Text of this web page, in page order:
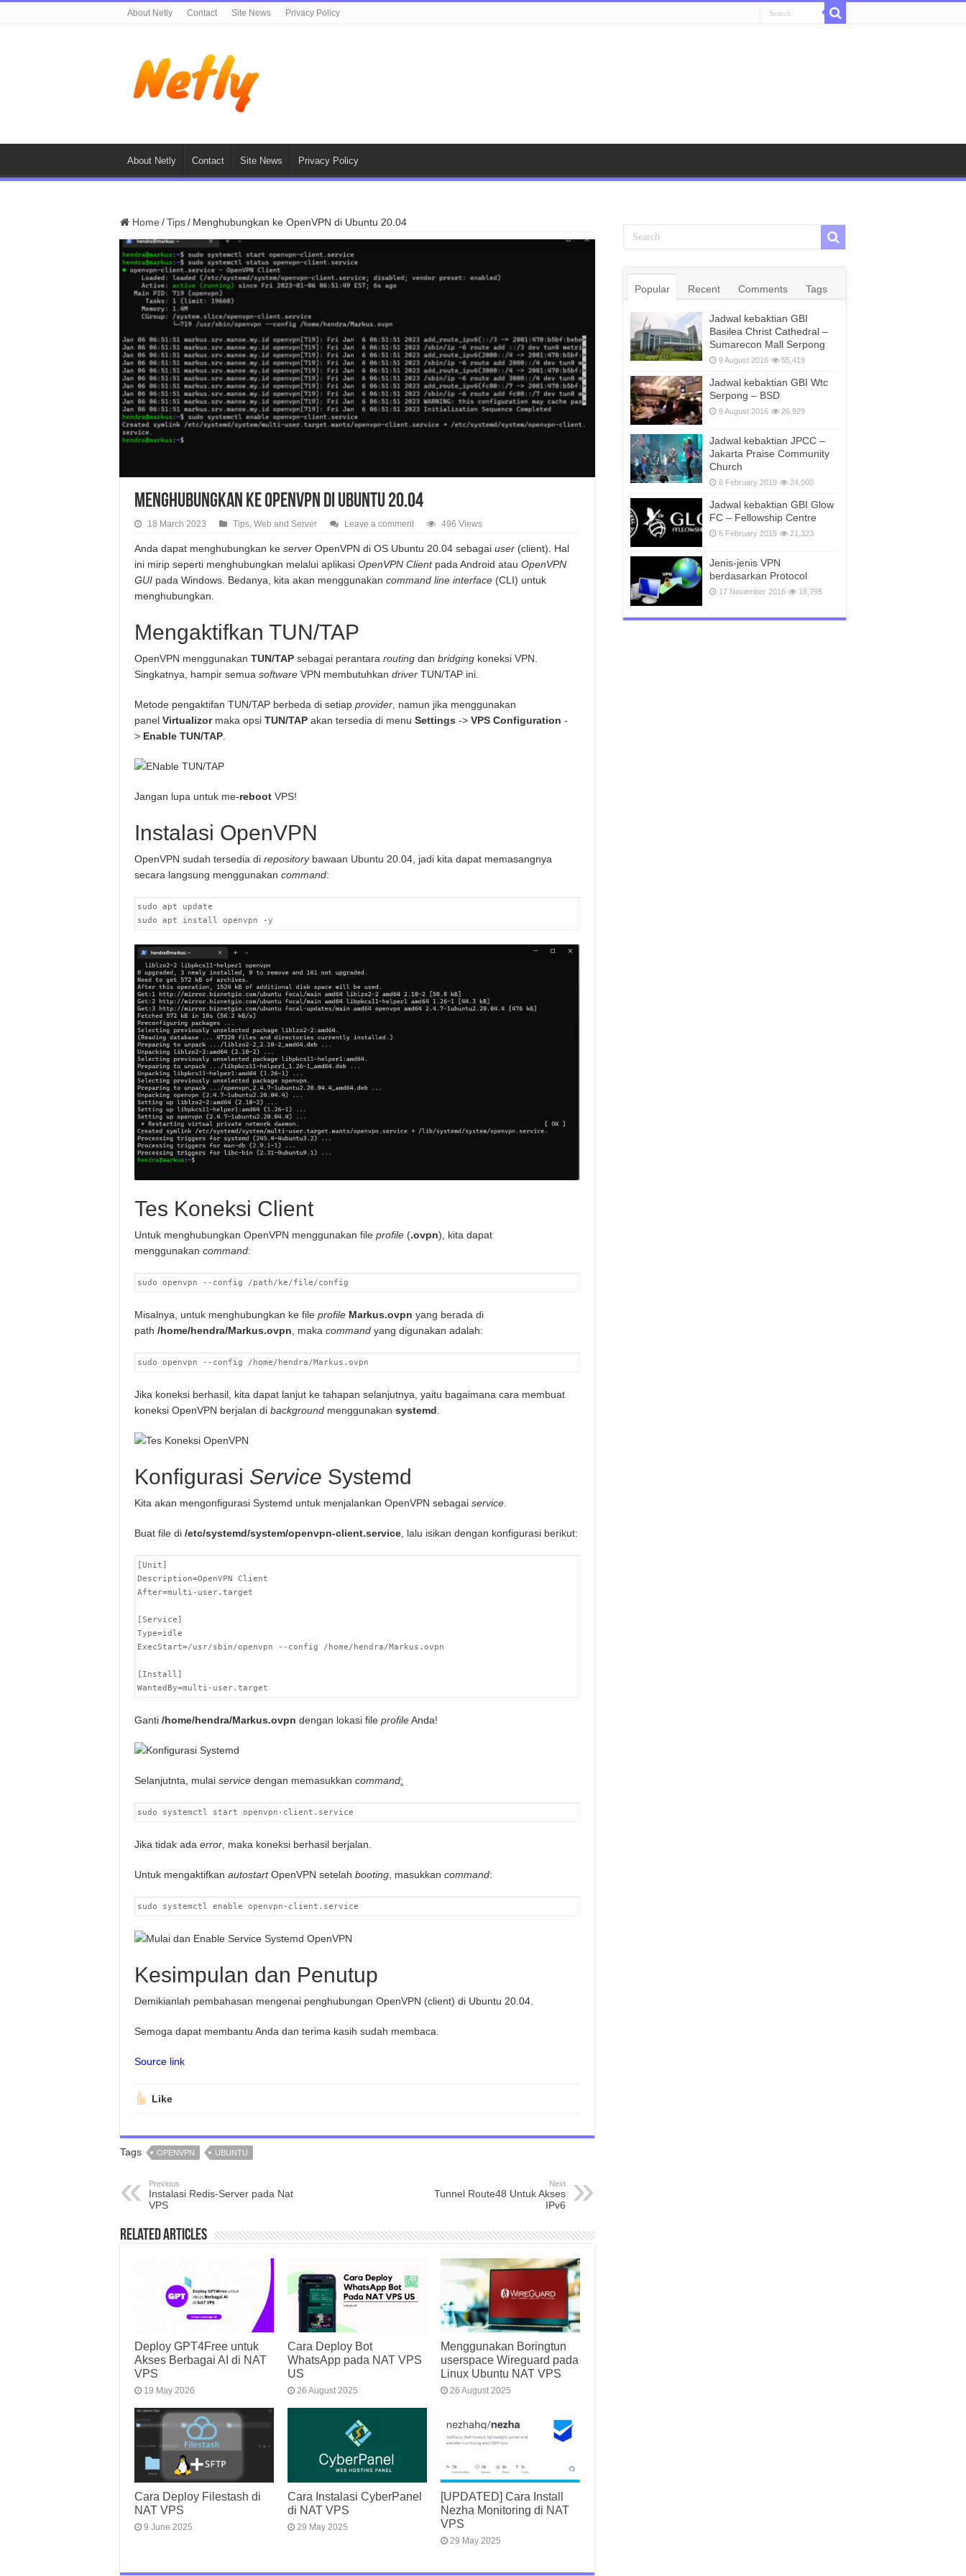
About Netly Contact Site News Privacy Policy
About Netly Contact Site News Privacy Policy
Home /Tips/ Menghubungkan ke OpenVPN di Ubuntu 20.04
Menghubungkan ke OpenVPN di Ubuntu 20.04
18 March 2023 Tips, Web and Server Leave a comment 496 Views
Anda dapat menghubungkan ke server OpenVPN di OS Ubuntu 20.04 sebagai user (client). Hal
ini mirip seperti menghubungkan melalui aplikasi OpenVPN Clientpada Android atau OpenVPN
GUI pada Windows. Bedanya, kita akan menggunakan command line interface (CLI) untuk
menghubungkan.
Mengaktifkan TUN/TAP
OpenVPN menggunakan TUN/TAP sebagai perantara routing dan bridging koneksi VPN.
Singkatnya, hampir semua software VPN membutuhkan driver TUN/TAP ini.
Metode pengaktifan TUN/TAP berbeda di setiap provider , namun jika menggunakan
panel Virtualizormaka opsi TUN/TAP akan tersedia di menu Settings -> VPS Configuration -
> Enable TUN/TAP
Jangan lupa untuk me-reboot VPS!
Instalasi OpenVPN
OpenVPN sudah tersedia di repositorybawaan Ubuntu 20.04, jadi kita dapat memasangnya
secara langsung menggunakan command:
sudo apt update
sudo apt install openvpn -y
Tes Koneksi Client
Untuk menghubungkan OpenVPN menggunakan file profile (.ovpn), kita dapat
menggunakan command:
sudo openvpn --config /path/ke/file/config
Misalnya, untuk menghubungkan ke file profile Markus.ovpn yang berada di
path /home/hendra/Markus.ovpn , maka command yang digunakan adalah:
sudo openvpn --config /home/hendra/Markus.ovpn
Jika koneksi berhasil, kita dapat lanjut ke tahapan selanjutnya, yaitu bagaimana cara membuat
koneksi OpenVPN berjalan di background menggunakan systemd
Konfigurasi Service Systemd
Kita akan mengonfigurasi Systemd untuk menjalankan OpenVPN sebagai service
Buat file di /etc/systemd/system/openvpn-client.service , lalu isikan dengan konfigurasi berikut:
[Unit]
Description=OpenVPN Client
After=multi-user.target
[Service]
Type=idle
ExecStart=/usr/sbin/openvpn --config /home/hendra/Markus.ovpn
[Install]
WantedBy=multi-user.target
Ganti /home/hendra/Markus.ovpn dengan lokasi file profileAnda!
Selanjutnta, mulai service dengan memasukkan command:
sudo systemctl start openvpn-client.service
Jika tidak ada error , maka koneksi berhasil berjalan.
Untuk mengaktifkan autostartOpenVPN setelah booting , masukkan command:
sudo systemctl enable openvpn-client.service
Kesimpulan dan Penutup
Demikianlah pembahasan mengenai penghubungan OpenVPN (client) di Ubuntu 20.04.
Semoga dapat membantu Anda dan terima kasih sudah membaca.
Source link
Like
Tags OPENVPN UBUNTU
Previous
Instalasi Redis-Server pada Nat
VPS
Next
Tunnel Route48 Untuk Akses
IPv6
Related Articles
Deploy GPT4Free untuk
Akses Berbagai AI di NAT
VPS
19 May 2026
Cara Deploy Bot
WhatsApp pada NAT VPS
US
26 August 2025
Menggunakan Boringtun
userspace Wireguard pada
Linux Ubuntu NAT VPS
26 August 2025
Cara Deploy Filestash di
NAT VPS
9 June 2025
Cara Instalasi CyberPanel
di NAT VPS
29 May 2025
[UPDATED] Cara Install
Nezha Monitoring di NAT
VPS
29 May 2025
Popular Recent Comments Tags
Jadwal kebaktian GBI
Basilea Christ Cathedral –
Sumarecon Mall Serpong
9 August 2016 55,419
Jadwal kebaktian GBI Wtc
Serpong – BSD
9 August 2016 26,929
Jadwal kebaktian JPCC –
Jakarta Praise Community
Church
6 February 2019 24,000
Jadwal kebaktian GBI Glow
FC – Fellowship Centre
6 February 2019 21,323
Jenis-jenis VPN
berdasarkan Protocol
17 November 2016 18,795